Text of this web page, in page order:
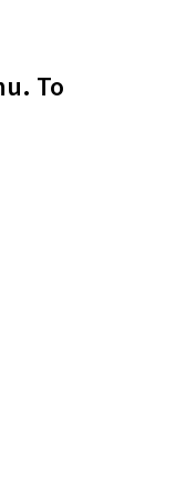
To